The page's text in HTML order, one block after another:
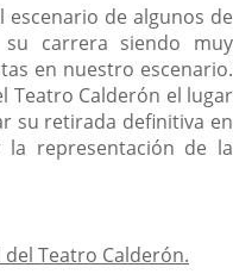
escenario de algunos de
carrera siendo muy
en nuestro escenario.
Teatro Calderón el lugar
su retirada definitiva en
la representación de la
Teatro Calderón.